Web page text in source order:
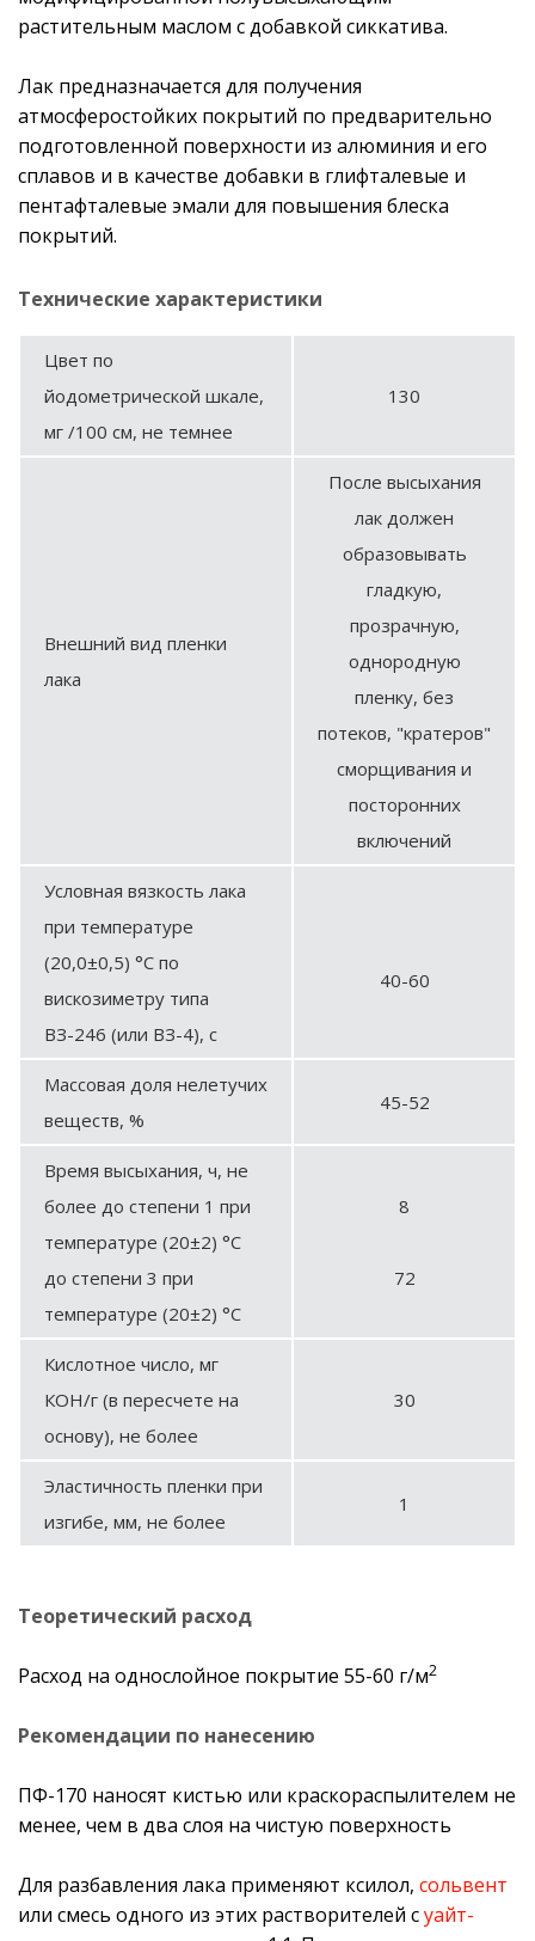
растительным маслом с добавкой сиккатива.
Лак предназначается для получения
атмосферостойких покрытий по предварительно
подготовленной поверхности из алюминия и его
сплавов и в качестве добавки в глифталевые и
пентафталевые эмали для повышения блеска
покрытий.
Технические характеристики
Цвет по
йодометрической шкале,
мг /100 см, не темнее
130
Внешний вид пленки
лака
После высыхания
лак должен
образовывать
гладкую,
прозрачную,
однородную
пленку, без
потеков, "кратеров"
сморщивания и
посторонних
включений
Условная вязкость лака
при температуре
(20,0±0,5) °С по
вискозиметру типа
ВЗ-246 (или ВЗ-4), с
40-60
Массовая доля нелетучих
веществ, %
45-52
Время высыхания, ч, не
более до степени 1 при
температуре (20±2) °С
до степени 3 при
температуре (20±2) °С
8
72
Кислотное число, мг
КОН/г (в пересчете на
основу), не более
30
Эластичность пленки при
изгибе, мм, не более
1
Теоретический расход
Расход на однослойное покрытие 55-60 г/м2
Рекомендации по нанесению
ПФ-170 наносят кистью или краскораспылителем не
менее, чем в два слоя на чистую поверхность
Для разбавления лака применяют ксилол, сольвент
или смесь одного из этих растворителей суайт-